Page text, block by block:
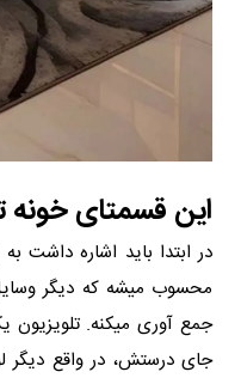
این قسمتای خونه
در ابتدا باید اشاره داشت
محسوب میشه که دیگر
جمع آوری میکنه.
جای درستش، در واقع دیگر